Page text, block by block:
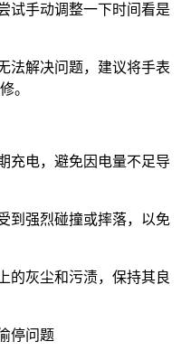
试手动调整一下时间看是
法解决问题，建议将手表
。
充电，避免因电量不足导
到强烈碰撞或摔落，以免
的灰尘和污渍，保持其良
停问题